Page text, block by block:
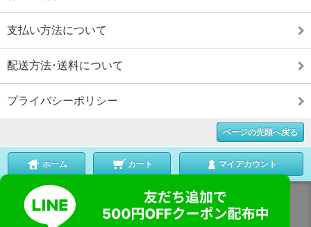
支払い方法について
配送方法･送料について
プライバシーポリシー
ページの先頭へ戻る
ホーム カート マイアカウント
表示切替 : スマートフォン|PC版
Copyright (C) 2012 まっかなほんと . All Rights Reserved.